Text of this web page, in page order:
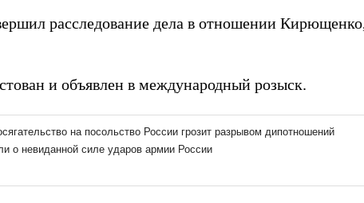
расследование дела в отношении
и объявлен в международный розыск.